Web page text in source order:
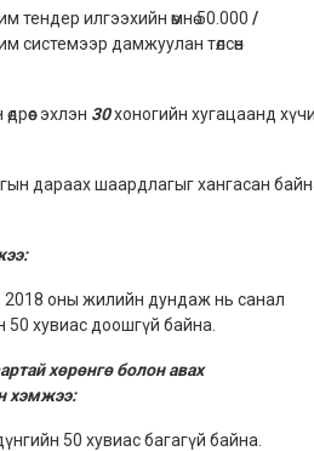
тендер илгээхийн өмнө 50.000 /
системээр дамжуулан төлсөн
эхлэн 30хоногийн хугацаанд
дараах шаардлагыг хангасан
оны жилийн дундаж нь санал
хувиас доошгүй байна.
хөрөнгө болон авах
хэмжээ:
50 хувиас багагүй байна.